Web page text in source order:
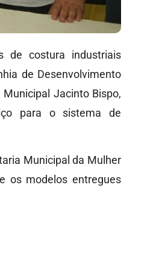
de costura industriais
de Desenvolvimento
Jacinto Bispo,
para o sistema de
Municipal da Mulher
os modelos entregues